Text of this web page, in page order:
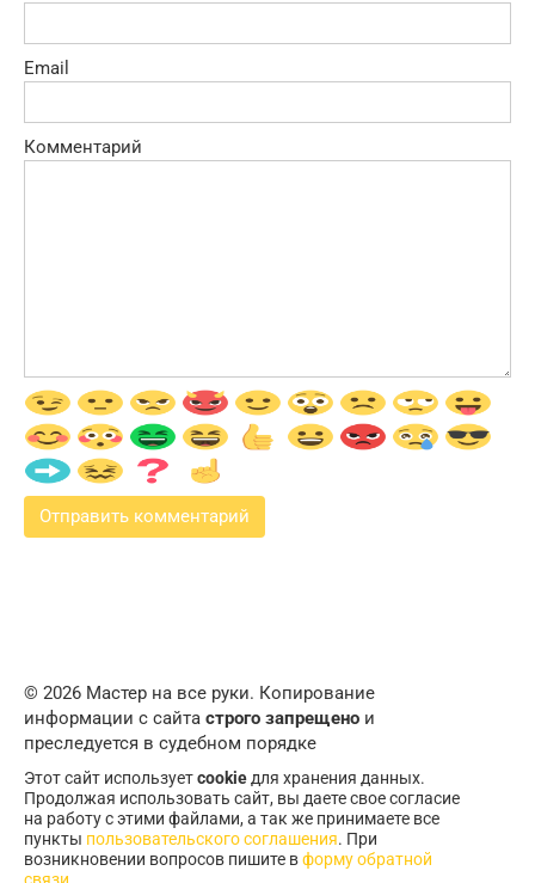
Email
Комментарий
© 2026 Мастер на все руки. Копирование
информации с сайта строго запрещено и
преследуется в судебном порядке
Этот сайт используетcookie для хранения данных.
Продолжая использовать сайт, вы даете свое согласие
на работу с этими файлами, а так же принимаете все
пункты пользовательского соглашения. При
возникновении вопросов пишите вформу обратной